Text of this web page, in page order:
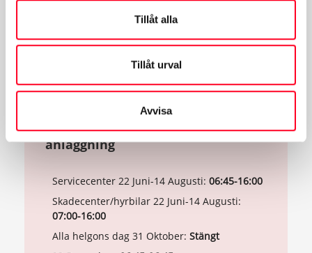
Tillåt alla
Tillåt urval
Avvisa
Lör-Sön:Stängt
Avvikande öppettider för
anläggning
Servicecenter 22 Juni-14 Augusti: 06:45-16:00
Skadecenter/hyrbilar 22 Juni-14 Augusti:
07:00-16:00
Alla helgons dag 31 Oktober: Stängt